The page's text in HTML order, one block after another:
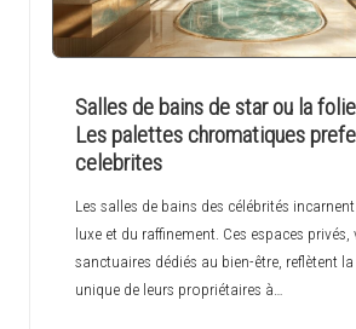
Salles de bains de star ou la folie
Les palettes chromatiques
celebrites
Les salles de bains des célébrités
luxe et du raffinement. Ces espaces privés,
sanctuaires dédiés au bien-être, reflètent
unique de leurs propriétaires à…